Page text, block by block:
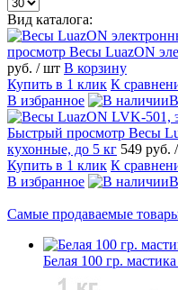
Вид каталога:
просмотр Весы LuazON
руб. / шт В корзину
Купить в 1 клик К
В избранное
Быстрый просмотр Весы
кухонные, до 5 кг 549 руб.
Купить в 1 клик К
В избранное
Самые продаваемые
Белая 100 гр.